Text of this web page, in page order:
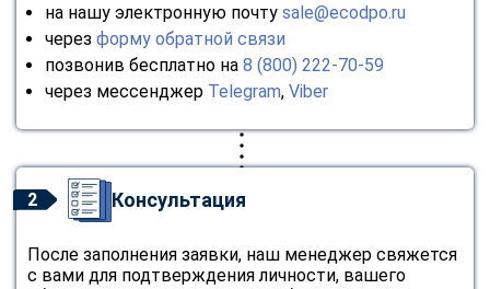
на нашу электронную почту sale@ecodpo.ru
через форму обратной связи
позвонив бесплатно на 8 (800) 222-70-59
через мессенджер Telegram, Viber
2 Консультация
После заполнения заявки, наш менеджер свяжется
с вами для подтверждения личности, вашего